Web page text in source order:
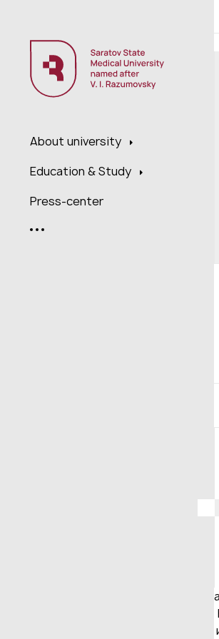
About university
Education & Study
Press-center
Даю согласие на обработку
Продолжая использовать наш
и версия Браузера; тип